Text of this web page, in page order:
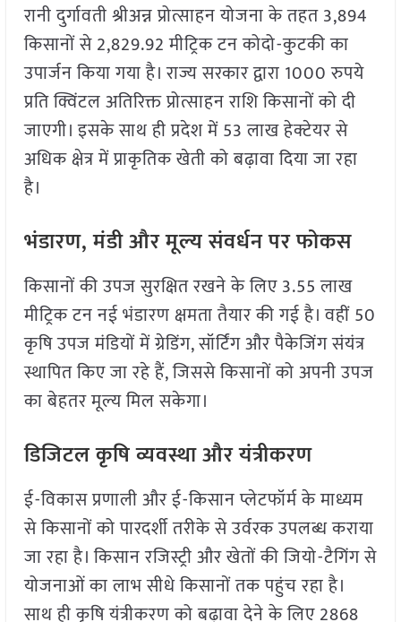
रानी दुर्गावती श्रीअन्न प्रोत्साहन योजना के तहत 3,894
किसानों से 2,829.92 मीट्रिक टन कोदो-कुटकी का
उपार्जन किया गया है। राज्य सरकार द्वारा 1000 रुपये
प्रति क्विंटल अतिरिक्त प्रोत्साहन राशि किसानों को दी
जाएगी। इसके साथ ही प्रदेश में 53 लाख हेक्टेयर से
अधिक क्षेत्र में प्राकृतिक खेती को बढ़ावा दिया जा रहा
है।
भंडारण, मंडी और मूल्य संवर्धन पर फोकस
किसानों की उपज सुरक्षित रखने के लिए 3.55 लाख
मीट्रिक टन नई भंडारण क्षमता तैयार की गई है। वहीं 50
कृषि उपज मंडियों में ग्रेडिंग, सॉर्टिंग और पैकेजिंग संयंत्र
स्थापित किए जा रहे हैं, जिससे किसानों को अपनी उपज
का बेहतर मूल्य मिल सकेगा।
डिजिटल कृषि व्यवस्था और यंत्रीकरण
ई-विकास प्रणाली और ई-किसान प्लेटफॉर्म के माध्यम
से किसानों को पारदर्शी तरीके से उर्वरक उपलब्ध कराया
जा रहा है। किसान रजिस्ट्री और खेतों की जियो-टैगिंग से
योजनाओं का लाभ सीधे किसानों तक पहुंच रहा है।
साथ ही कृषि यंत्रीकरण को बढ़ावा देने के लिए 2868